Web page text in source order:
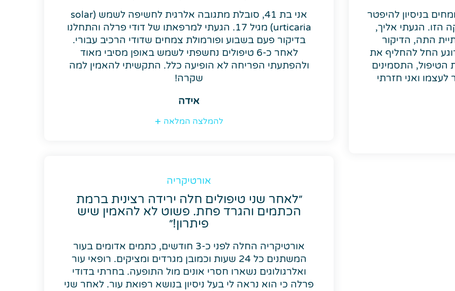
בניסיון להיפטר
הזו. הגעתי אליך,
התה, הדיקור
החל להחליף את
תחילת הטיפול, התסמינים
ואני חזרתי
אידה
אני בת 41, סובלת מתגובה אלרגית לחשיפה לשמש (solar
urticaria) מגיל 17. הגעתי למרפאתו של דודי פרלה והתחלנו
בדיקור פעם בשבוע ופורמולת צמחים שדודי הרכיב עבורי.
לאחר כ-6 טיפולים נחשפתי לשמש באופן מסיבי מאוד
ולהפתעתי הפריחה לא הופיעה כלל. התקשיתי להאמין למה
שקרה!
להמלצה המלאה
אורטיקריה
״לאחר שני טיפולים חלה ירידה רצינית ברמת
הכתמים והגרד פחת. פשוט לא להאמין שיש
פיתרון!״
אורטיקריה החלה לפני כ-3 חודשים, כתמים אדומים בעור
המשתנים כל 24 שעות וכמובן מגרדים ומציקים. רופאי עור
ואלרגולוגים נשארו חסרי אונים מול התופעה. בחרתי בדודי
פרלה כי הוא נראה לי בעל ניסיון בנושא רפואת עור. לאחר שני